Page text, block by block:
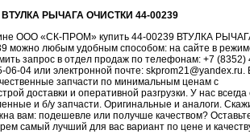
ВТУЛКА РЫЧАГА ОЧИСТКИ 44-00239
ООО «СК-ПРОМ» купить 44-00239 ВТУЛКА
можно любым удобным способом: на сайте в
запрос в отдел продаж по телефонам: +7 (8352)
06-04или электронной почте: skprom21@yandex.ru.
запчасти по минимальным ценам с
доставки и оперативной разгрузки. У нас всегда
и б/у запчасти. Оригинальные и аналоги.
вам: подешевле или получше качеством?
самый лучший для вас вариант по цене и